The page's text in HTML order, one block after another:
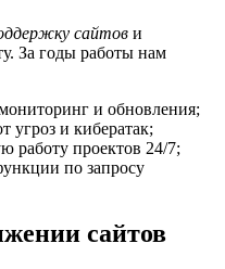
сайтов и
За годы работы нам
и обновления;
угроз и кибератак;
работу проектов 24/7;
по запросу
сайтов